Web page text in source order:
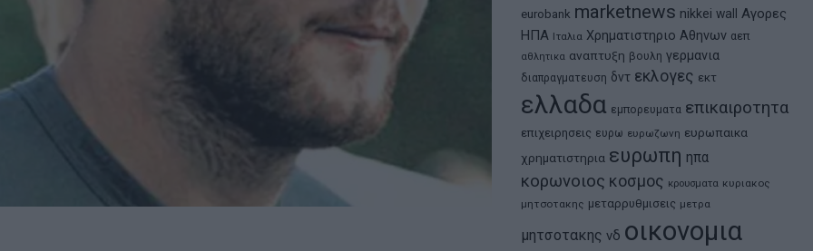
eurobank marketnews nikkei wall
Αγορες
ΗΠΑ Ιταλια Χρηματιστηριο Αθηνων αεπ
αθλητικα αναπτυξη βουλη γερμανια
διαπραγματευση δντ εκλογες εκτ
ελλαδα εμπορευματα επικαιροτητα
επιχειρησεις ευρω ευρωζωνη ευρωπαικα
χρηματιστηρια ευρωπη ηπα
κορωνοιος κοσμος κρουσματα κυριακος
μητσοτακης μεταρρυθμισεις μετρα
μητσοτακης νδ οικονομια